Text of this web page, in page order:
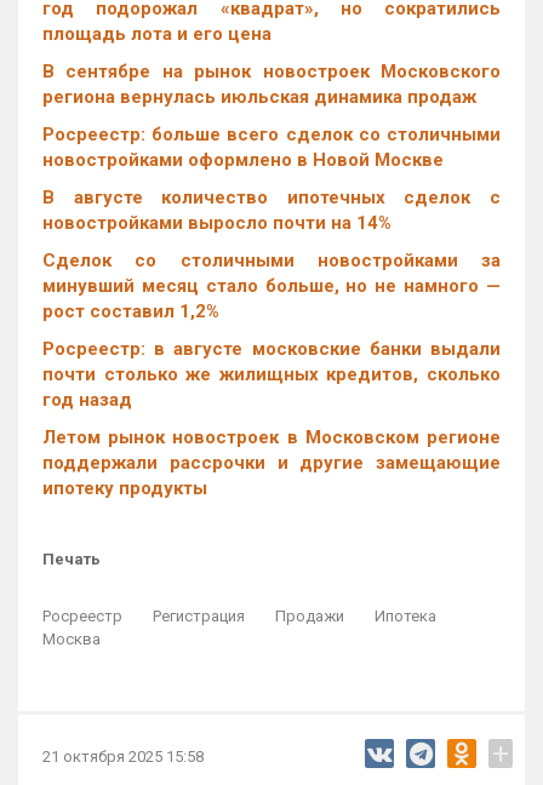
год подорожал «квадрат», но сократились
площадь лота и его цена
В сентябре на рынок новостроек Московского
региона вернулась июльская динамика продаж
Росреестр: больше всего сделок со столичными
новостройками оформлено в Новой Москве
В августе количество ипотечных сделок с
новостройками выросло почти на 14%
Cделок со столичными новостройками за
минувший месяц стало больше, но не намного —
рост составил 1,2%
Росреестр: в августе московские банки выдали
почти столько же жилищных кредитов, сколько
год назад
Летом рынок новостроек в Московском регионе
поддержали рассрочки и другие замещающие
ипотеку продукты
Печать
Росреестр Регистрация Продажи
Ипотека
Москва
21 октября 2025 15:58 +